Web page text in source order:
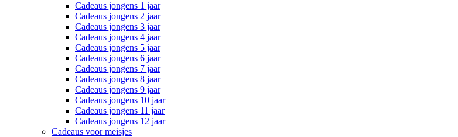
Cadeaus jongens 1 jaar
Cadeaus jongens 2 jaar
Cadeaus jongens 3 jaar
Cadeaus jongens 4 jaar
Cadeaus jongens 5 jaar
Cadeaus jongens 6 jaar
Cadeaus jongens 7 jaar
Cadeaus jongens 8 jaar
Cadeaus jongens 9 jaar
Cadeaus jongens 10 jaar
Cadeaus jongens 11 jaar
Cadeaus jongens 12 jaar
Cadeaus voor meisjes